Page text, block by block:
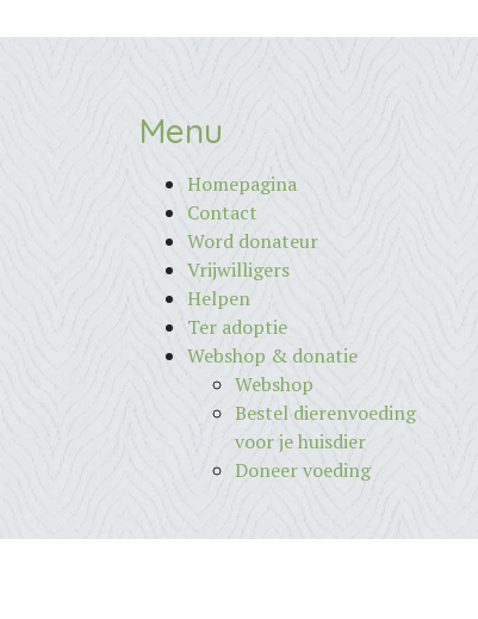
Menu
Homepagina
Contact
Word donateur
Vrijwilligers
Helpen
Ter adoptie
Webshop & donatie
Webshop
Bestel dierenvoeding
voor je huisdier
Doneer voeding